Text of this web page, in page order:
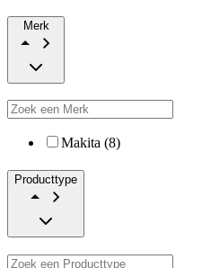
Merk
Makita (8)
Producttype